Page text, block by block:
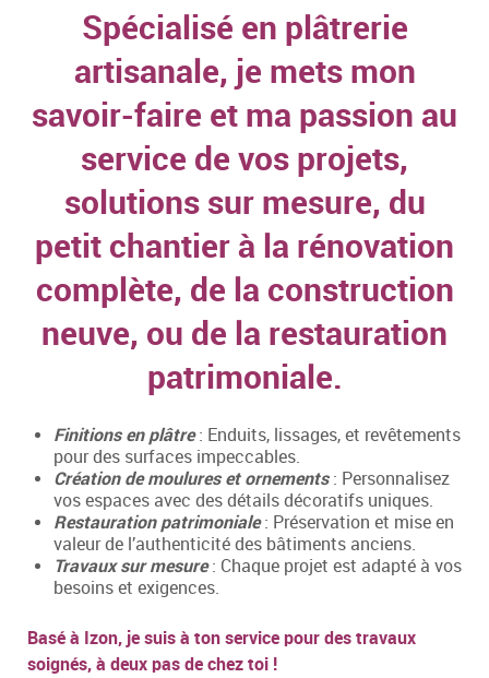
Spécialisé en plâtrerie
artisanale, je mets mon
savoir-faire et ma passion au
service de vos projets,
solutions sur mesure, du
petit chantier à la rénovation
complète, de la construction
neuve, ou de la restauration
patrimoniale.
Finitions en plâtre: Enduits, lissages, et revêtements
pour des surfaces impeccables.
Création de moulures et ornements: Personnalisez
vos espaces avec des détails décoratifs uniques.
Restauration patrimoniale: Préservation et mise en
valeur de l’authenticité des bâtiments anciens.
Travaux sur mesure: Chaque projet est adapté à vos
besoins et exigences.
Basé à Izon, je suis à ton service pour des travaux
soignés, à deux pas de chez toi !